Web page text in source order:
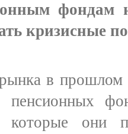
фондам
кризисные
в прошлом
пенсионных
которые они